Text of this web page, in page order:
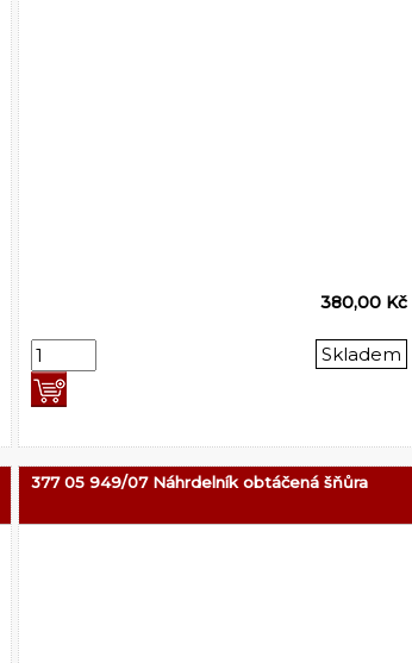
380,00 Kč
Skladem
377 05 949/07 Náhrdelník obtáčená šňůra